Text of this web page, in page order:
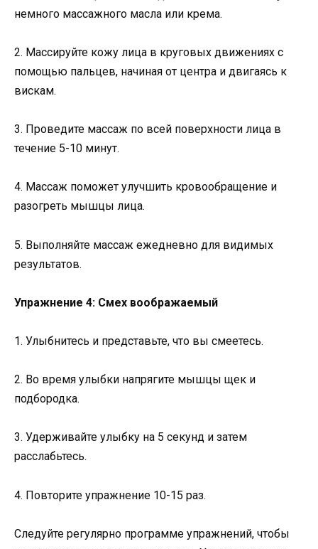
немного массажного масла или крема.
2. Массируйте кожу лица в круговых движениях с
помощью пальцев, начиная от центра и двигаясь к
вискам.
3. Проведите массаж по всей поверхности лица в
течение 5-10 минут.
4. Массаж поможет улучшить кровообращение и
разогреть мышцы лица.
5. Выполняйте массаж ежедневно для видимых
результатов.
Упражнение 4: Смех воображаемый
1. Улыбнитесь и представьте, что вы смеетесь.
2. Во время улыбки напрягите мышцы щек и
подбородка.
3. Удерживайте улыбку на 5 секунд и затем
расслабьтесь.
4. Повторите упражнение 10-15 раз.
Следуйте регулярно программе упражнений, чтобы